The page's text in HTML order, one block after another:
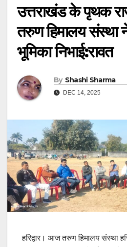
उत्तराखंड के पृथक
तरुण हिमालय संस्था
भूमिका निभाई:रावत
By Shashi Sharma
DEC 14, 2025
हरिद्वार। आज तरुण हिमालय संस्था